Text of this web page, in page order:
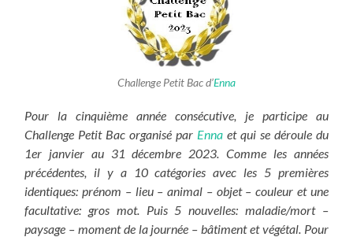
Challenge Petit Bac d’Enna
Pour la cinquième année consécutive, je participe au
Challenge Petit Bac organisé par Enna et qui se déroule du
1er janvier au 31 décembre 2023. Comme les années
précédentes, il y a 10 catégories avec les 5 premières
identiques: prénom – lieu – animal – objet – couleur et une
facultative: gros mot. Puis 5 nouvelles: maladie/mort –
paysage – moment de la journée – bâtiment et végétal. Pour